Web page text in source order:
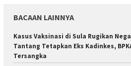
BACAAN LAINNYA
Kasus Vaksinasi di Sula Rugikan
Tantang Tetapkan Eks Kadinkes,
Tersangka